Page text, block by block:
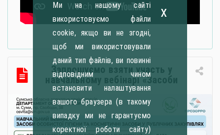
Запрошуємо взяти участь у
навчальному вебінарі «Засоби
особистої гігієни та косметичні
засоби у публічних закупівлях: як
сформувати вимоги та обрати
безпечну і якісну продукцію»
Ми на нашому сайті
використовуємо файли
cookie, якщо ви не згодні,
щоб ми використовували
даний тип файлів, ви повинні
відповідним чином
встановити налаштування
вашого браузера (в такому
випадку ми не гарантуємо
коректної роботи сайту)
x